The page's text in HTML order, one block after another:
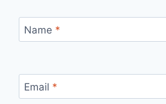
Name *
Email *